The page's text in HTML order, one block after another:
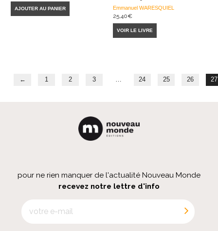
AJOUTER AU PANIER Emmanuel WARESQUIEL
25,40€
VOIR LE LIVRE
← 1 2 3 24 25 26 27
pour ne rien manquer de l'actualité Nouveau Monde
recevez notre lettre d'info